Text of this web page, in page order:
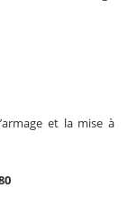
et la mise à